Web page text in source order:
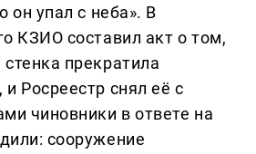
он упал с неба». В
КЗИО составил акт о том,
прекратила
Росреестр снял её с
чиновники в ответе на
сооружение